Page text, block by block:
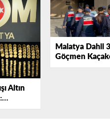
Altın
Şüpheli
Malatya Dahil
Göçmen
Dev